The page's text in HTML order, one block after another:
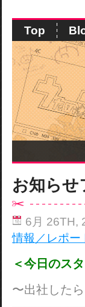
Top
お知らせ
6月 26TH,
情報／レポー
＜今日のス
〜出社した